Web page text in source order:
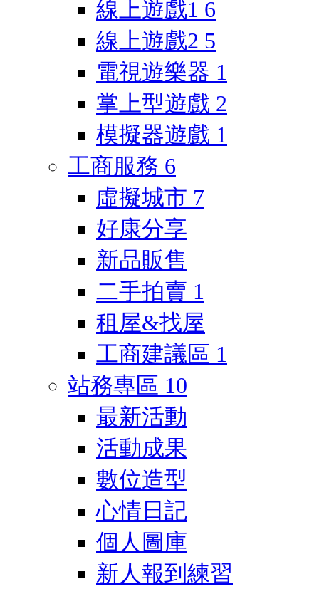
線上遊戲1 6
線上遊戲2 5
電視遊樂器 1
掌上型遊戲 2
模擬器遊戲 1
工商服務 6
虛擬城市 7
好康分享
新品販售
二手拍賣 1
租屋&找屋
工商建議區 1
站務專區 10
最新活動
活動成果
數位造型
心情日記
個人圖庫
新人報到練習